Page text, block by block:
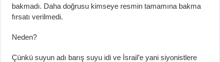
bakmadı. Daha doğrusu kimseye resmin tamamına bakma
fırsatı verilmedi.
Neden?
Çünkü suyun adı barış suyu idi ve İsrail’e yani siyonistlere